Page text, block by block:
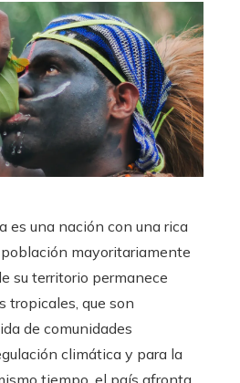
es una nación con una rica
mayoritariamente
su territorio permanece
tropicales, que son
de comunidades
climática y para la